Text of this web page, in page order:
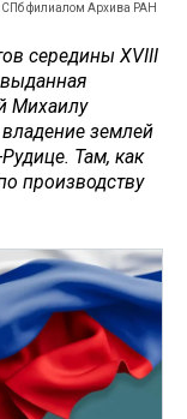
СПб филиалом Архива РАН
середины XVIII
выданная
Михаилу
землей
Там, как
производству